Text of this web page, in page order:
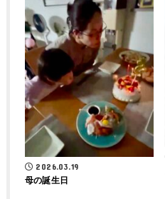
2026.03.19
母の誕生日